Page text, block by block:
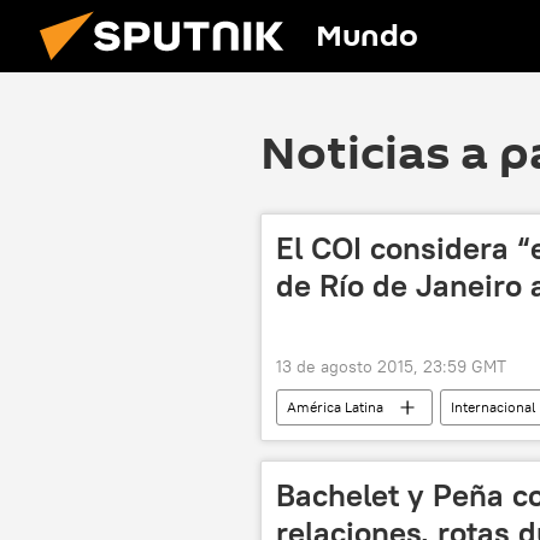
Mundo
Noticias a
El COI considera
de Río de Janeiro
13 de agosto 2015, 23:59 GMT
América Latina Internacional
Juegos Olímpicos y Paralímpicos de
Bachelet y Peña